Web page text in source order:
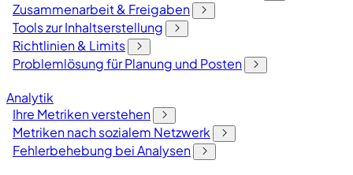
Zusammenarbeit & Freigaben
Tools zur Inhaltserstellung
Richtlinien & Limits
Problemlösung für Planung und Posten
Analytik
Ihre Metriken verstehen
Metriken nach sozialem Netzwerk
Fehlerbehebung bei Analysen